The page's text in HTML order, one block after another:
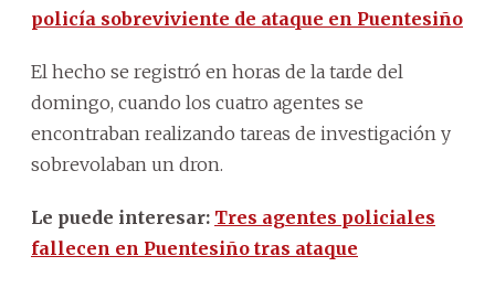
policía sobreviviente de ataque en Puentesiño
El hecho se registró en horas de la tarde del
domingo, cuando los cuatro agentes se
encontraban realizando tareas de investigación y
sobrevolaban un dron.
Le puede interesar: Tres agentes policiales
fallecen en Puentesiño tras ataque